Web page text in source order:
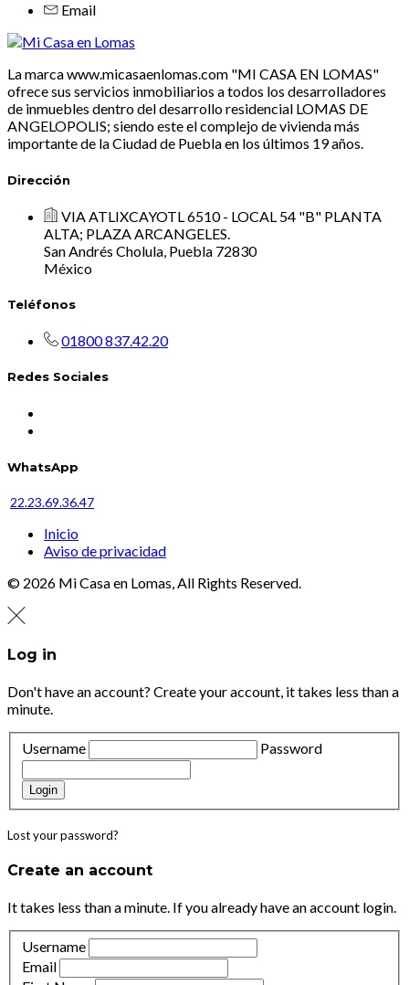
Email
La marca www.micasaenlomas.com "MI CASA EN LOMAS"
ofrece sus servicios inmobiliarios a todos los desarrolladores
de inmuebles dentro del desarrollo residencial LOMAS DE
ANGELOPOLIS; siendo este el complejo de vivienda más
importante de la Ciudad de Puebla en los últimos 19 años.
Dirección
VIA ATLIXCAYOTL 6510 - LOCAL 54 "B" PLANTA
ALTA; PLAZA ARCANGELES.
San Andrés Cholula, Puebla 72830
México
Teléfonos
01800 837.42.20
Redes Sociales
WhatsApp
22.23.69.36.47
Inicio
Aviso de privacidad
© 2026 Mi Casa en Lomas, All Rights Reserved.
Log in
Don't have an account? Create your account, it takes less than a
minute.
Username Password
Login
Lost your password?
Create an account
It takes less than a minute. If you already have an account login.
Username
Email